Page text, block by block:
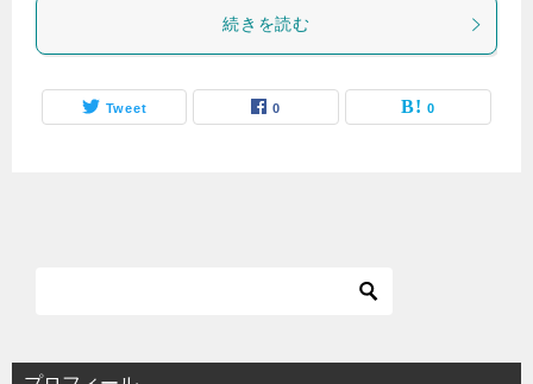
続きを読む
Tweet 0 0